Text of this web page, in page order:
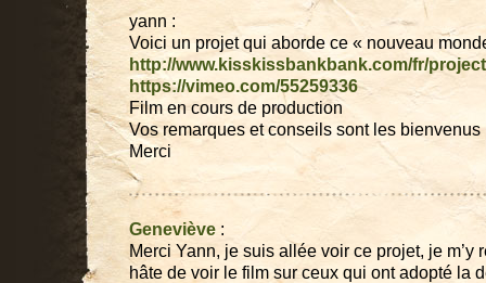
yann :
Voici un projet qui aborde ce « nouveau
http://www.kisskissbankbank.com/fr/
https://vimeo.com/55259336
Film en cours de production
Vos remarques et conseils sont les bienvenus
Merci
Geneviève :
Merci Yann, je suis allée voir ce projet, je m’y
hâte de voir le film sur ceux qui ont adopté la